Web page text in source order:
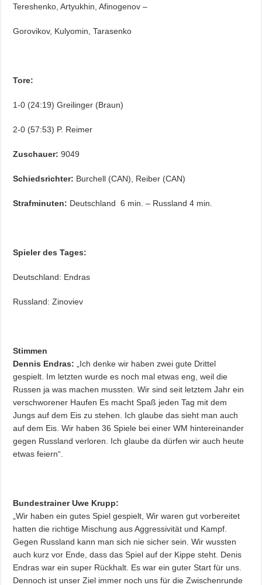
Tereshenko, Artyukhin, Afinogenov –
Gorovikov, Kulyomin, Tarasenko
Tore:
1-0 (24:19) Greilinger (Braun)
2-0 (57:53) P. Reimer
Zuschauer: 9049
Schiedsrichter: Burchell (CAN), Reiber (CAN)
Strafminuten: Deutschland 6 min. – Russland 4 min.
Spieler des Tages:
Deutschland: Endras
Russland: Zinoviev
Stimmen
Dennis Endras: „Ich denke wir haben zwei gute Drittel
gespielt. Im letzten wurde es noch mal etwas eng, weil die
Russen ja was machen mussten. Wir sind seit letztem Jahr ein
verschworener Haufen Es macht Spaß jeden Tag mit dem
Jungs auf dem Eis zu stehen. Ich glaube das sieht man auch
auf dem Eis. Wir haben 36 Spiele bei einer WM hintereinander
gegen Russland verloren. Ich glaube da dürfen wir auch heute
etwas feiern“.
Bundestrainer Uwe Krupp:
„Wir haben ein gutes Spiel gespielt, Wir waren gut vorbereitet
hatten die richtige Mischung aus Aggressivität und Kampf.
Gegen Russland kann man sich nie sicher sein. Wir wussten
auch kurz vor Ende, dass das Spiel auf der Kippe steht. Denis
Endras war ein super Rückhalt. Es war ein guter Start für uns.
Dennoch ist unser Ziel immer noch uns für die Zwischenrunde